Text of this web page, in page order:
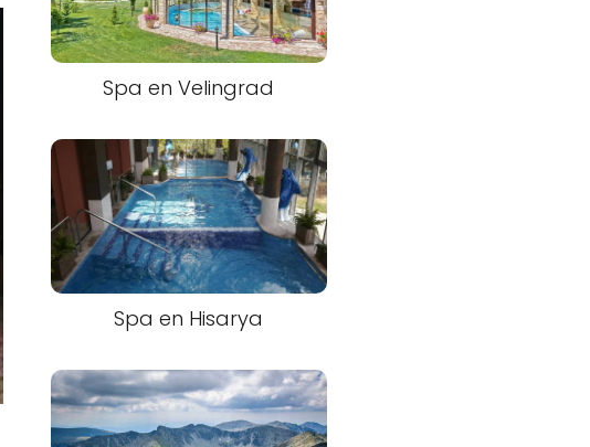
Spa en Velingrad
Spa en Hisarya